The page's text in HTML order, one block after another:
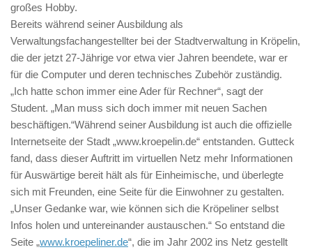
großes Hobby.
Bereits während seiner Ausbildung als
Verwaltungsfachangestellter bei der Stadtverwaltung in Kröpelin,
die der jetzt 27-Jährige vor etwa vier Jahren beendete, war er
für die Computer und deren technisches Zubehör zuständig.
„Ich hatte schon immer eine Ader für Rechner“, sagt der
Student. „Man muss sich doch immer mit neuen Sachen
beschäftigen.“Während seiner Ausbildung ist auch die offizielle
Internetseite der Stadt „www.kroepelin.de“ entstanden. Gutteck
fand, dass dieser Auftritt im virtuellen Netz mehr Informationen
für Auswärtige bereit hält als für Einheimische, und überlegte
sich mit Freunden, eine Seite für die Einwohner zu gestalten.
„Unser Gedanke war, wie können sich die Kröpeliner selbst
Infos holen und untereinander austauschen.“ So entstand die
Seite „www.kroepeliner.de“, die im Jahr 2002 ins Netz gestellt